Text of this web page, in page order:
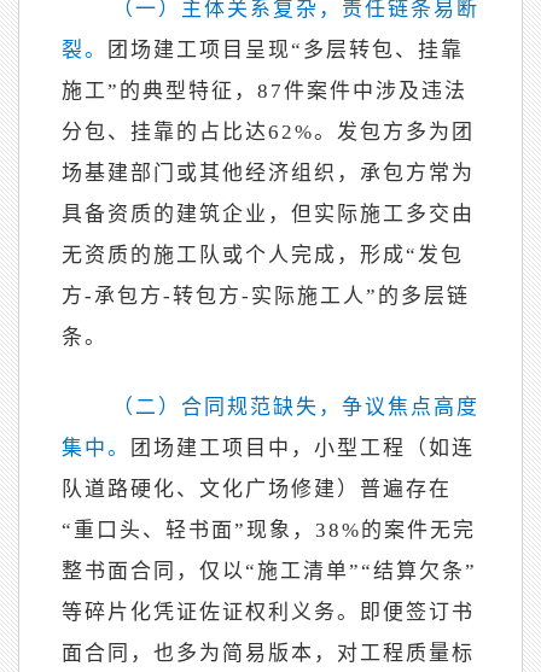
（一）主体关系复杂，责任链条易断
裂。
团场建工项目呈现“多层转包、挂靠
施工”的典型特征，87件案件中涉及违法
分包、挂靠的占比达62%。发包方多为团
场基建部门或其他经济组织，承包方常为
具备资质的建筑企业，但实际施工多交由
无资质的施工队或个人完成，形成“发包
方-承包方-转包方-实际施工人”的多层链
条。
（二）合同规范缺失，争议焦点高度
集中。
团场建工项目中，小型工程（如连
队道路硬化、文化广场修建）普遍存在
“重口头、轻书面”现象，38%的案件无完
整书面合同，仅以“施工清单”“结算欠条”
等碎片化凭证佐证权利义务。即便签订书
面合同，也多为简易版本，对工程质量标